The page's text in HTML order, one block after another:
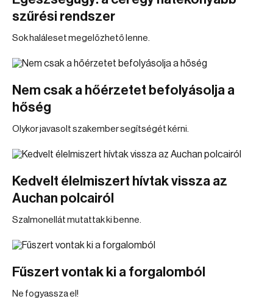
szűrési rendszer
Sok haláleset megelőzhető lenne.
Nem csak a hőérzetet befolyásolja a
hőség
Olykor javasolt szakember segítségét kérni.
Kedvelt élelmiszert hívtak vissza az
Auchan polcairól
Szalmonellát mutattak ki benne.
Fűszert vontak ki a forgalomból
Ne fogyassza el!